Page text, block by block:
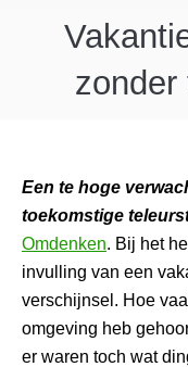
zonder
Een te hoge
toekomstige
Omdenken. Bij het
invulling van een
verschijnsel. Hoe
omgeving heb
er waren toch wat